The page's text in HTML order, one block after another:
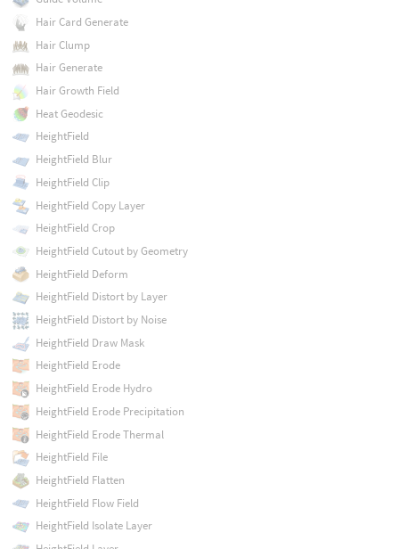
Hair Card Generate
Hair Clump
Hair Generate
Hair Growth Field
Heat Geodesic
HeightField
HeightField Blur
HeightField Clip
HeightField Copy Layer
HeightField Crop
HeightField Cutout by Geometry
HeightField Deform
HeightField Distort by Layer
HeightField Distort by Noise
HeightField Draw Mask
HeightField Erode
HeightField Erode Hydro
HeightField Erode Precipitation
HeightField Erode Thermal
HeightField File
HeightField Flatten
HeightField Flow Field
HeightField Isolate Layer